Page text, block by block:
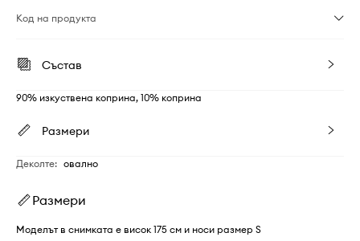
Код на продукта
Състав
90% изкуствена коприна, 10% коприна
Размери
Деколте: овално
Размери
Моделът в снимката е висок 175 см и носи размер S